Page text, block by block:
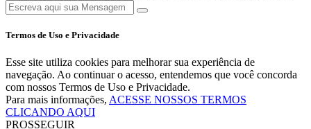
Termos de Uso e Privacidade
Esse site utiliza cookies para melhorar sua experiência de
navegação. Ao continuar o acesso, entendemos que você concorda
com nossos Termos de Uso e Privacidade.
Para mais informações, ACESSE NOSSOS TERMOS
CLICANDO AQUI
PROSSEGUIR